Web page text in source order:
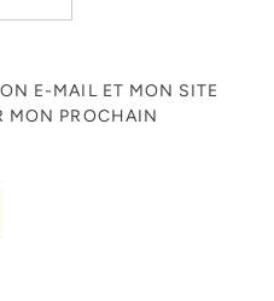
E-MAIL ET MON SITE
MON PROCHAIN